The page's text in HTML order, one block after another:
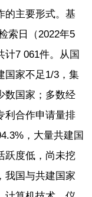
的主要形式。基
索日（2022年5
计7 061件。从国
国家不足1/3，集
数国家；多数经
利合作申请量排
，大量共建国
跃度低，尚未挖
我国与共建国家